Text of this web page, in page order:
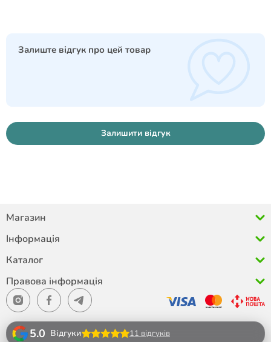
Залиште відгук про цей товар
Залишити відгук
Магазин
Інформація
Каталог
Правова інформація
5.0 Відгуки 11 відгуків